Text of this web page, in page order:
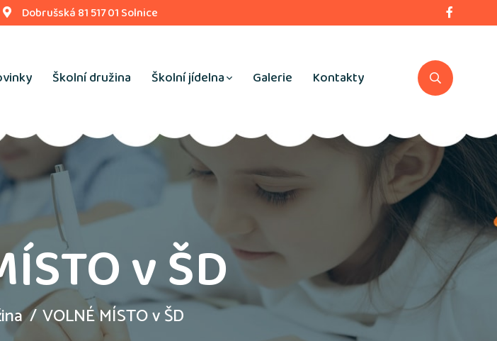
Dobrušská 81 517 01 Solnice
Školní družina Školní jídelna Galerie Kontakty
v ŠD
VOLNÉ MÍSTO v ŠD